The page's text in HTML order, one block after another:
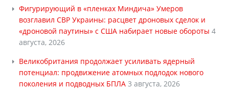
Фигурирующий в «пленках Миндича» Умеров
возглавил СВР Украины: расцвет дроновых сделок и
«дроновой паутины» с США набирает новые обороты 4
августа, 2026
Великобритания продолжает усиливать ядерный
потенциал: продвижение атомных подлодок нового
поколения и подводных БПЛА 3 августа, 2026